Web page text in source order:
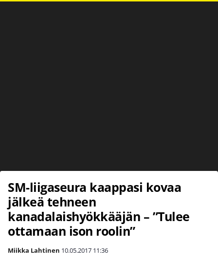
SM-liigaseura kaappasi kovaa
jälkeä tehneen
kanadalaishyökkääjän – ”Tulee
ottamaan ison roolin”
Miikka Lahtinen 10.05.2017 11:36